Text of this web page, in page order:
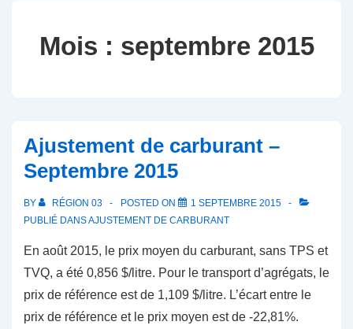
Mois : septembre 2015
Ajustement de carburant –
Septembre 2015
BY RÉGION 03 POSTED ON
1 SEPTEMBRE 2015
PUBLIÉ DANSAJUSTEMENT DE CARBURANT
En août 2015, le prix moyen du carburant, sans TPS et
TVQ, a été 0,856 $/litre. Pour le transport d’agrégats, le
prix de référence est de 1,109 $/litre. L’écart entre le
prix de référence et le prix moyen est de -22,81%.